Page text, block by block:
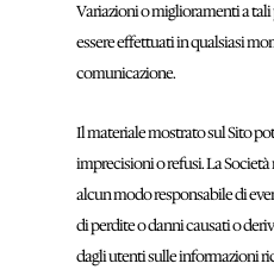
Variazioni o miglioramenti a
essere effettuati in qualsiasi
comunicazione.
Il materiale mostrato sul Sito
imprecisioni o refusi. La
alcun modo responsabile di
di perdite o danni causati o
dagli utenti sulle informazioni